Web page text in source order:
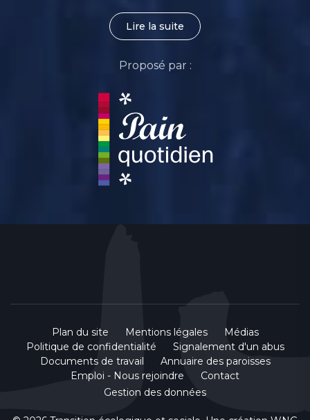
Lire la suite
Proposé par :
Plan du site Mentions légales
Médias
Politique de confidentialité
Signalement d'un abus
Documents de travail
Annuaire des paroisses
Emploi - Nous rejoindre
Contact
Gestion des données